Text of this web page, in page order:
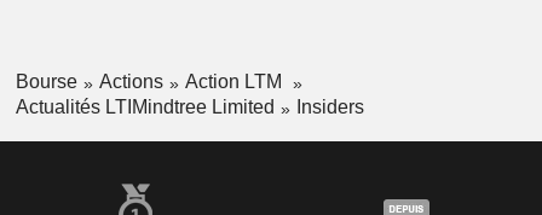
Bourse Actions
Action LTM
Actualités LTIMindtree Limited
Insiders